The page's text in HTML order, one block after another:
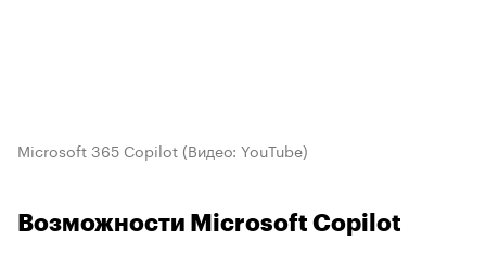
Microsoft 365 Copilot (Видео: YouTube)
Возможности Microsoft Copilot